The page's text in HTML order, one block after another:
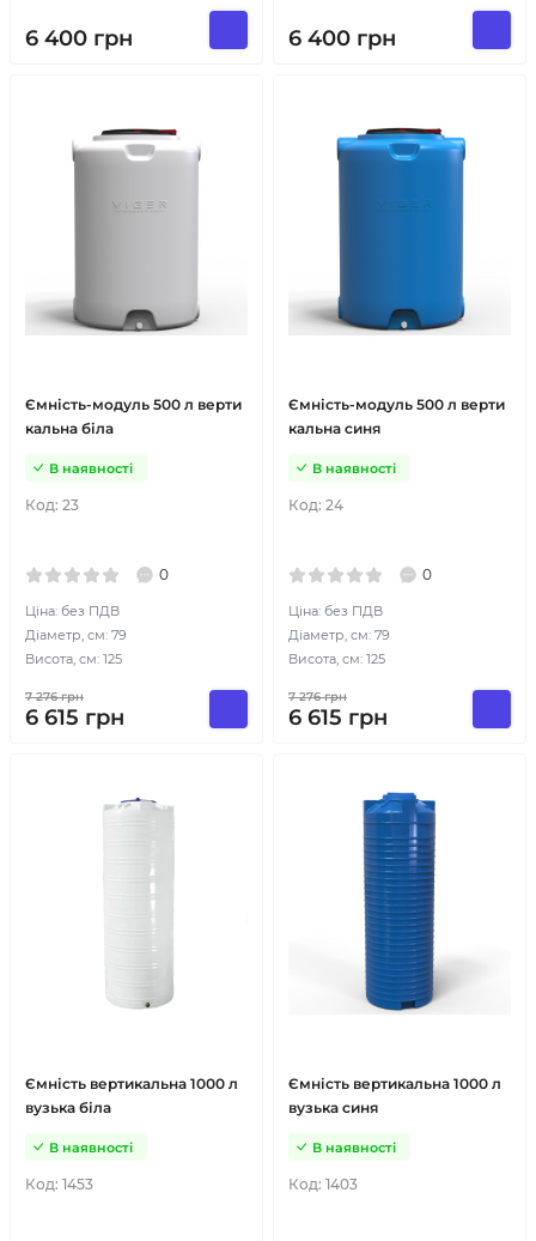
6 400 грн 6 400 грн
Ємність-модуль 500 л верти
кальна біла
Код: 23
В наявності
0
Ціна: без ПДВ
Діаметр, см: 79
Висота, см: 125
7 276грн
6 615 грн
Ємність-модуль 500 л верти
кальна синя
Код: 24
В наявності
0
Ціна: без ПДВ
Діаметр, см: 79
Висота, см: 125
7 276грн
6 615 грн
Ємність вертикальна 1000 л
вузька біла
Код: 1453
В наявності
Ємність вертикальна 1000 л
вузька синя
Код: 1403
В наявності